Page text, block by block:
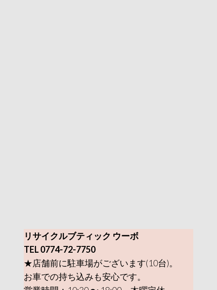
リサイクルブティック ウーボ
TEL 0774-72-7750
★店舗前に駐車場がございます(10台)。
お車での持ち込みも安心です。